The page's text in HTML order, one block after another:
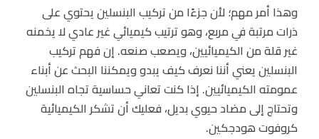
وهذا أمر مهم؛ لأن جزءًا من تركيب البنسلين يحتوي على
ذرات مرتبة في مربع، وهو ترتيب كيميائي غير عادي لا يخمنه
غير قلة من الكيميائيين، ويصعب صنعه. إن فهم تركيب
البنسلين يعني أننا نعرف كيف يبدو ويمكننا البحث عن أبناء
عمومته الكيميائيين. إذا كنت تعاني حساسية تجاه البنسلين
وتحتاج إلى مضاد حيوي بديل، فعليك أن تشكر الكيميائية
كروفوت هودجكين.